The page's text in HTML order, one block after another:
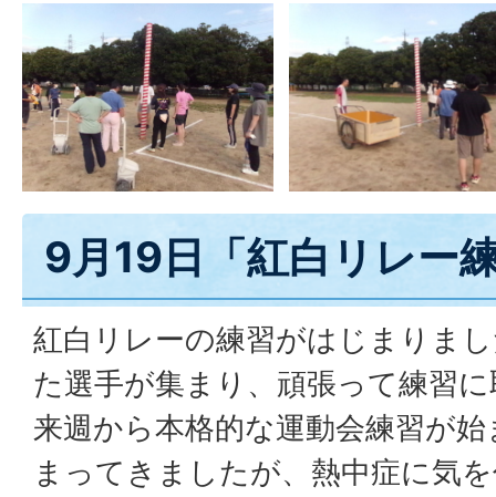
9月19日「紅白リレー
紅白リレーの練習がはじまりま
た選手が集まり、頑張って練習
来週から本格的な運動会練習が
まってきましたが、熱中症に気